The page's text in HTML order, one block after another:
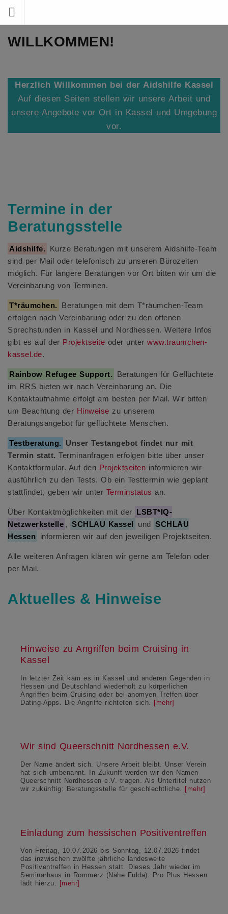
Inhalt
springen
WILLKOMMEN!
Herzlich Willkommen bei der Aidshilfe Kassel
Auf diesen Seiten stellen wir unsere Arbeit und
unsere Angebote vor Ort in Kassel und Umgebung
vor.
Termine in der
Beratungsstelle
Aidshilfe.
Kurze Beratungen mit unserem Aidshilfe-Team
sind per Mail oder telefonisch zu unseren Bürozeiten
möglich. Für längere Beratungen vor Ort bitten wir um die
Vereinbarung von Terminen.
T*räumchen.
Beratungen mit dem T*räumchen-Team
erfolgen nach Vereinbarung oder zu den offenen
Sprechstunden in Kassel und Nordhessen. Weitere Infos
gibt es auf der Projektseite oder unter www.traumchen-
kassel.de.
Rainbow Refugee Support.
Beratungen für Geflüchtete
im RRS bieten wir nach Vereinbarung an. Die
Kontaktaufnahme erfolgt am besten per Mail. Wir bitten
um Beachtung der Hinweise zu unserem
Beratungsangebot für geflüchtete Menschen.
Testberatung.
Unser Testangebot findet nur mit
Termin statt. Terminanfragen erfolgen bitte über unser
Kontaktformular. Auf den Projektseiten informieren wir
ausführlich zu den Tests. Ob ein Testtermin wie geplant
stattfindet, geben wir unter Terminstatus an.
Über Kontaktmöglichkeiten mit der LSBT*IQ-
Netzwerkstelle , SCHLAU Kassel und SCHLAU
Hessen informieren wir auf den jeweiligen Projektseiten.
Alle weiteren Anfragen klären wir gerne am Telefon oder
per Mail.
Aktuelles & Hinweise
Hinweise zu Angriffen beim Cruising in
Kassel
In letzter Zeit kam es in Kassel und anderen Gegenden in
Hessen und Deutschland wiederholt zu körperlichen
Angriffen beim Cruising oder bei anomyen Treffen über
Dating-Apps. Die Angriffe richteten sich. [mehr]
Wir sind Queerschnitt Nordhessen e.V.
Der Name ändert sich. Unsere Arbeit bleibt. Unser Verein
hat sich umbenannt. In Zukunft werden wir den Namen
Queerschnitt Nordhessen e.V. tragen. Als Untertitel nutzen
wir zukünftig: Beratungsstelle für geschlechtliche.
[mehr]
Einladung zum hessischen Positiventreffen
Von Freitag, 10.07.2026 bis Sonntag, 12.07.2026 findet
das inzwischen zwölfte jährliche landesweite
Positiventreffen in Hessen statt. Dieses Jahr wieder im
Seminarhaus in Rommerz (Nähe Fulda). Pro Plus Hessen
lädt hierzu. [mehr]